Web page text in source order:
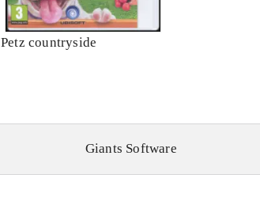
Petz countryside
Giants Software